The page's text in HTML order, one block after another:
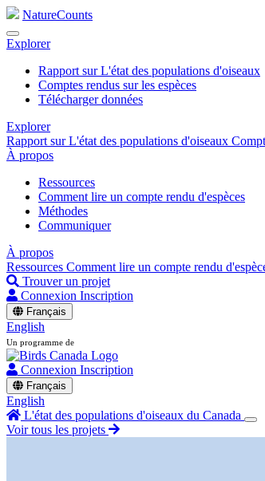
NatureCounts
Explorer
Rapport sur L'état des populations d'oiseaux
Comptes rendus sur les espèces
Télécharger données
Explorer
Rapport sur L'état des populations d'oiseaux
À propos
Ressources
Comment lire un compte rendu d'espèces
Méthodes
Communiquer
À propos
Ressources Comment lire un compte rendu
Trouver un projet
Connexion Inscription
Français
English
Un programme de
Connexion Inscription
Français
English
L'état des populations d'oiseaux du Canada
Voir tous les projets